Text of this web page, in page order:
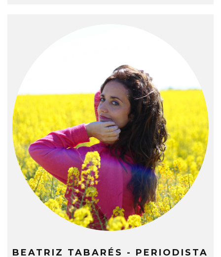
BEATRIZ TABARÉS - PERIODISTA